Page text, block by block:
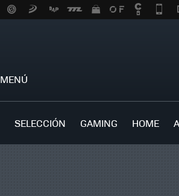
MENÚ
SELECCIÓN GAMING HOME